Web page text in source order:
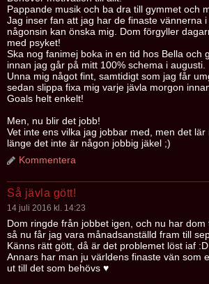
Pappande musik och ba dra till gymmet och
Jag inser fan att jag har de finaste vännerna
någonsin kan önska mig. Dom förgyller
med psyket!
Ska nog fanimej boka in en tid hos Bella och
innan jag går på mitt 100% schema i augusti.
Unna mig något fint, samtidigt som jag får
sedan slippa fixa mig varje jävla morgon
Goals helt enkelt!
Men, nu blir det jobb!
Vet inte ens vilka jag jobbar med, men det
länge det inte är någon jobbig jäkel ;)
Kommentera
Så jävla gött!
14 juli 2016 kl. 14:23
Dom ringde från jobbet igen, och nu har dom
så nu får jag vara månadsanställd fram till
Känns rätt gött, då är det problemet löst iaf :D
Annars har man ju världens finaste vän som
ut till det som behövs ♥